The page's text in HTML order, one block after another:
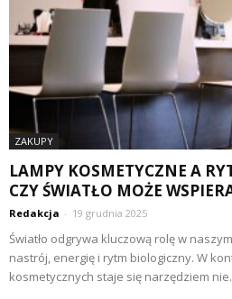
ZAKUPY
LAMPY KOSMETYCZNE A
CZY ŚWIATŁO MOŻE
Redakcja - 19 grudnia 2025
Światło odgrywa kluczową rolę w
nastrój, energię i rytm biologiczny. W
kosmetycznych staje się narzędziem